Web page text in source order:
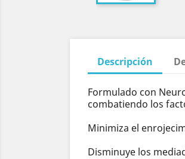
Descripción
Formulado con
combatiendo los
Minimiza el
Disminuye los